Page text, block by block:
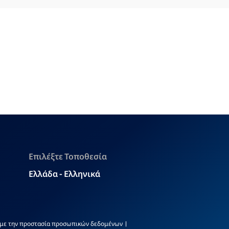
Επιλέξτε Τοποθεσία
Ελλάδα - Ελληνικά
την προστασία προσωπικών δεδομένων